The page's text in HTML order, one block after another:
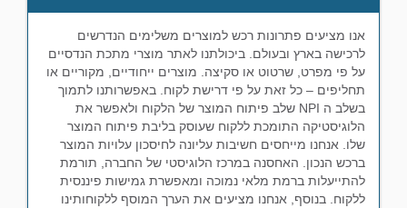
אנו מציעים פתרונות רכש למוצרים משלימים הנדרשים
לרכישה בארץ ובעולם. ביכולתנו לאתר מוצרי מתכת הנדסיים
על פי מפרט, שרטוט או סקיצה. מוצרים ייחודיים, מקוריים או
תחליפים – כל זאת על פי דרישת לקוח. באפשרותנו לתמוך
בשלב ה NPI שלב פיתוח המוצר של הלקוח ולאפשר את
הלוגיסטיקה התומכת ללקוח שעוסק בליבת פיתוח המוצר
שלו. אנחנו מייחסים חשיבות עליונה לחיסכון עלויות המוצר
ברכש הנכון. האחסנה במרכז הלוגיסטי של החברה, תורמת
להתייעלות ברמת מלאי נמוכה ומאפשרת גמישות פיננסית
ללקוח. בנוסף, אנחנו מציעים את הערך המוסף ללקוחותינו